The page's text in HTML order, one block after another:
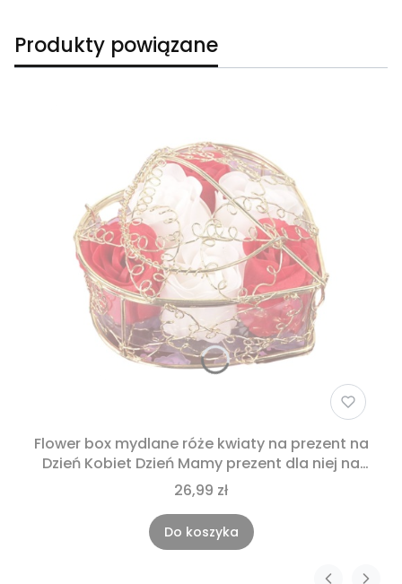
Produkty powiązane
Flower box mydlane róże kwiaty na prezent na
Dzień Kobiet Dzień Mamy prezent dla niej na
urodziny imieniny rocznice Komunie
26,99 zł
Do koszyka